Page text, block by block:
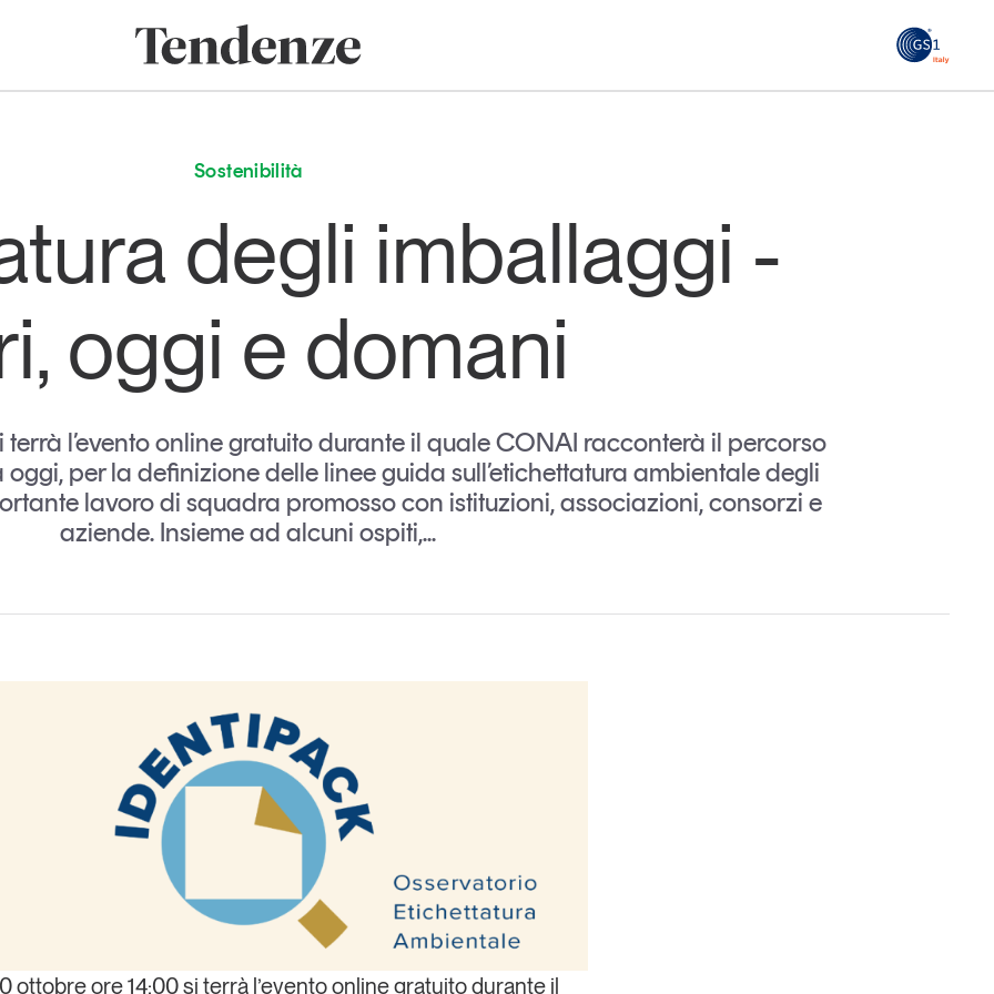
GS1
Magazine
Opinioni
Dossier
Interviste
Comunicati stampa
Podcast
ricerche
Eventi e formazione
Chi siamo
Newsletter
Contatti
Iscriviti
e
Sostenibilità
degli imballaggi -
oggi e domani
l’evento online gratuito durante il quale CONAI racconterà il percorso
per la definizione delle linee guida sull’etichettatura ambientale degli
lavoro di squadra promosso con istituzioni, associazioni, consorzi e
aziende. Insieme ad alcuni ospiti,...
ottobre ore 14:00si terràl’evento online gratuitodurante il